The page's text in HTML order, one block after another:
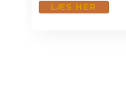
LÆS HER